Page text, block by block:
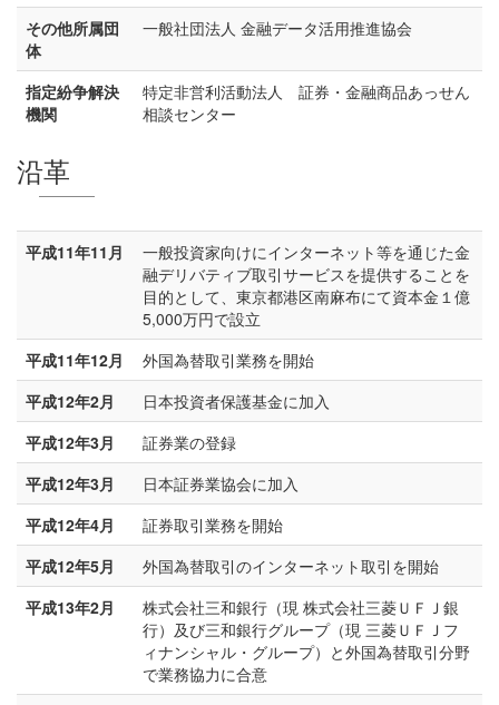
その他所属団
体
一般社団法人 金融データ活用推進協会
指定紛争解決
機関
特定非営利活動法人 証券・金融商品あっせん
相談センター
沿革
平成11年11月
一般投資家向けにインターネット等を通じた金
融デリバティブ取引サービスを提供することを
目的として、東京都港区南麻布にて資本金１億
5,000万円で設立
平成11年12月
外国為替取引業務を開始
平成12年2月
日本投資者保護基金に加入
平成12年3月
証券業の登録
平成12年3月
日本証券業協会に加入
平成12年4月
証券取引業務を開始
平成12年5月
外国為替取引のインターネット取引を開始
平成13年2月
株式会社三和銀行（現 株式会社三菱ＵＦＪ銀
行）及び三和銀行グループ（現 三菱ＵＦＪフ
ィナンシャル・グループ）と外国為替取引分野
で業務協力に合意